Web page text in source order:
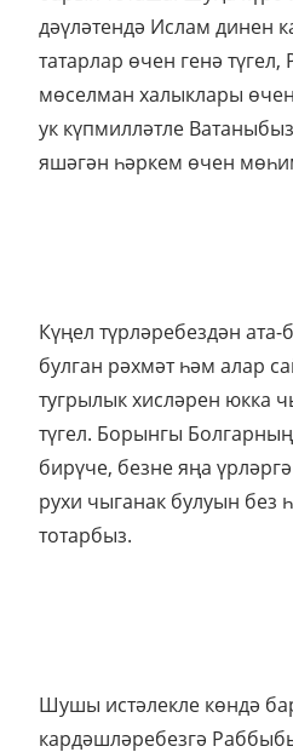
дәүләтендә Ислам динен
татарлар өчен генә
мөселман халыклары
ук күпмилләтле
яшәгән һәркем өчен
Күңел түрләребездән ата-
булган рәхмәт һәм алар
тугрылык хисләрен юкка
түгел. Борынгы
бирүче, безне яңа
рухи чыганак булуын без
тотарбыз.
Шушы истәлекле көндә
кардәшләребезгә